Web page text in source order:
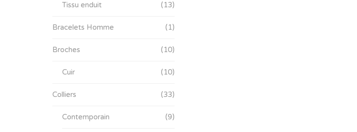
Tissu enduit (13)
Bracelets Homme (1)
Broches (10)
Cuir (10)
Colliers (33)
Contemporain (9)